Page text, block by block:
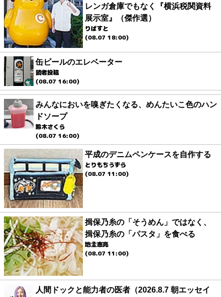
レンガ倉庫でもなく『横浜税関資料
展示室』（傑作選）
りばすと
(08.07 18:00)
缶ビールのエレベーター
読者投稿
(08.07 16:00)
みんなにおいを嗅ぎたくなる、めんたいこ色のハン
ドソープ
鈴木さくら
(08.07 16:00)
平成のデニムペンケースを自作する
とりもちうずら
(08.07 11:00)
揖保乃糸の「そうめん」ではなく、
揖保乃糸の「パスタ」を食べる
地主恵亮
(08.07 11:00)
人間ドックと能力者の医者（2026.8.7 朝エッセイ